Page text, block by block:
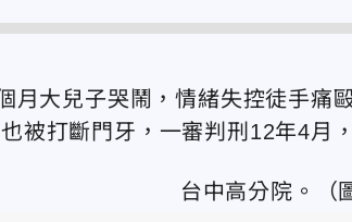
月大兒子哭鬧，情緒失控徒手痛
被打斷門牙，一審判刑12年4月